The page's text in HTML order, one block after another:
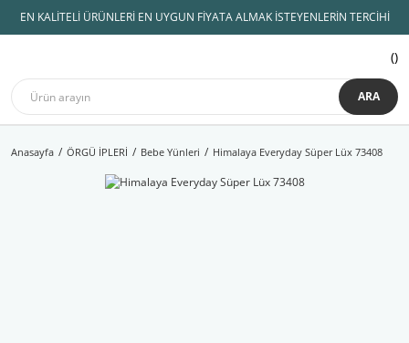
EN KALİTELİ ÜRÜNLERİ EN UYGUN FİYATA ALMAK İSTEYENLERİN TERCİHİ
ARA
Anasayfa ÖRGÜ İPLERİ Bebe Yünleri Himalaya Everyday Süper Lüx 73408